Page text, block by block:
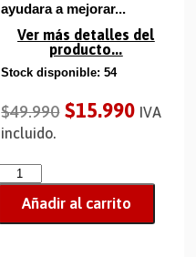
ayudara a mejorar...
Ver más detalles del
producto...
Stock disponible: 54
$49.990 $15.990 IVA
incluido.
Añadir al carrito